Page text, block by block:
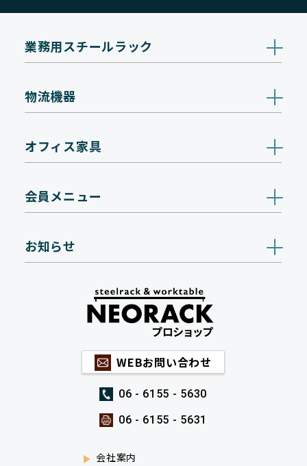
業務用スチールラック
物流機器
オフィス家具
会員メニュー
お知らせ
WEBお問い合わせ
06 - 6155 - 5630
06 - 6155 - 5631
会社案内